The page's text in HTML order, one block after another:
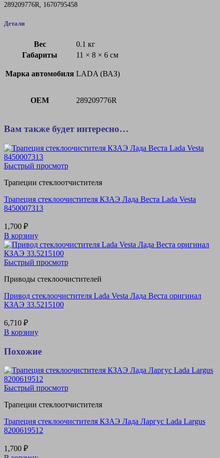
289209776R, 1670795458
Детали
Вес
0.1 кг
Габариты
11 × 8 × 6 см
Марка автомобиля LADA (ВАЗ)
OEM 289209776R
Вам также будет интересно…
Быстрый просмотр
Трапеции стеклоотчистителя
Трапеция стеклоочистителя КЗАЭ Лада Веста Lada Vesta
8450007313
1,700 ₽
В корзину
Быстрый просмотр
Приводы стеклоочистителей
Привод стеклоочистителя Lada Vesta Лада Веста оригинал
КЗАЭ 33.5215100
6,710 ₽
В корзину
Похожие
Быстрый просмотр
Трапеции стеклоотчистителя
Трапеция стеклоочистителя КЗАЭ Лада Ларгус Lada Largus
8200619512
1,700 ₽